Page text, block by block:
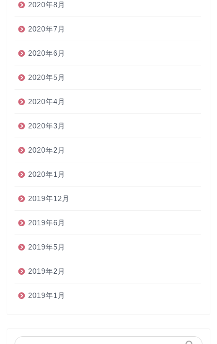
2020年8月
2020年7月
2020年6月
2020年5月
2020年4月
2020年3月
2020年2月
2020年1月
2019年12月
2019年6月
2019年5月
2019年2月
2019年1月